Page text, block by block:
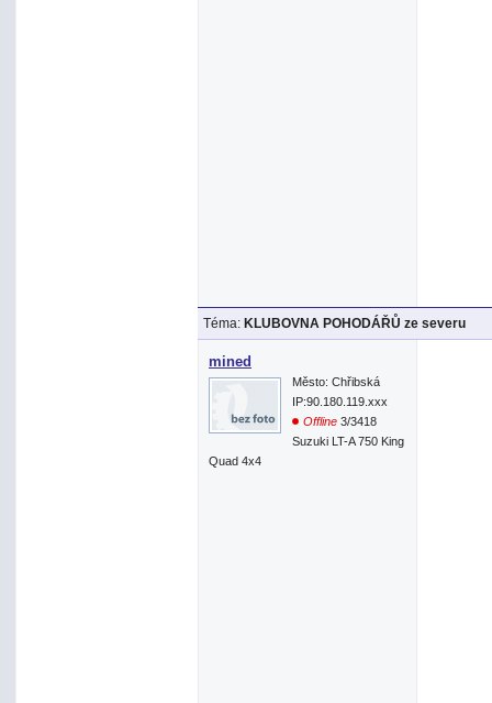
Téma: KLUBOVNA POHODÁŘŮ ze severu
mined
Město: Chřibská
IP:90.180.119.xxx
Offline 3/3418
Suzuki LT-A 750 King
Quad 4x4